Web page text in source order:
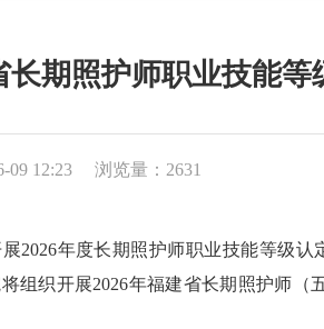
长期照护师职业技能等
09 12:23 浏览量：2631
2026年度长期照护师职业技能等级
组织开展2026年福建省长期照护师